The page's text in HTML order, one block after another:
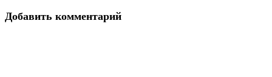
Добавить комментарий